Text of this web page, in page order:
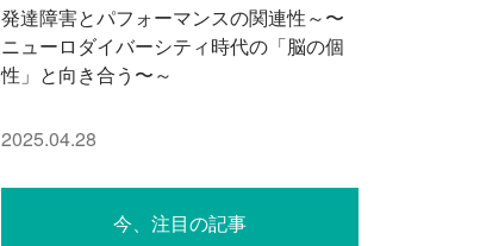
発達障害とパフォーマンスの関連性～〜
ニューロダイバーシティ時代の「脳の個
性」と向き合う〜～
2025.04.28
今、注目の記事